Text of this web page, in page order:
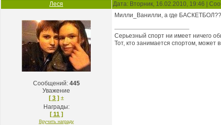
Леся Дата: Вторник, 16.02.2010, 19:46 |
Сообщений: 445
Уважение
[ 3 ] ±
Награды:
[ 11 ]
Вручить награду
Милли_Ванилли, а где
Серьезный спорт ни имеет ничего
Тот, кто занимается спортом, может